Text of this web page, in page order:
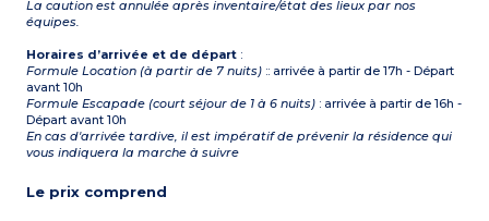
La caution est annulée après inventaire/état des lieux par nos
équipes.
Horaires d’arrivée et de départ :
Formule Location (à partir de 7 nuits) :: arrivée à partir de 17h - Départ
avant 10h
Formule Escapade (court séjour de 1 à 6 nuits) : arrivée à partir de 16h -
Départ avant 10h
En cas d'arrivée tardive, il est impératif de prévenir la résidence qui
vous indiquera la marche à suivre
Le prix comprend